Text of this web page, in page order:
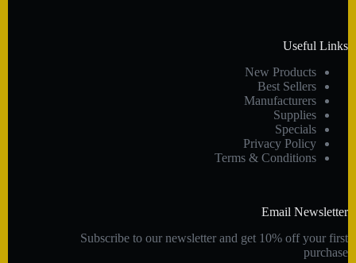
Useful Links
New Products
Best Sellers
Manufacturers
Supplies
Specials
Privacy Policy
Terms & Conditions
Email Newsletter
Subscribe to our newsletter and get 10% off your first
purchase